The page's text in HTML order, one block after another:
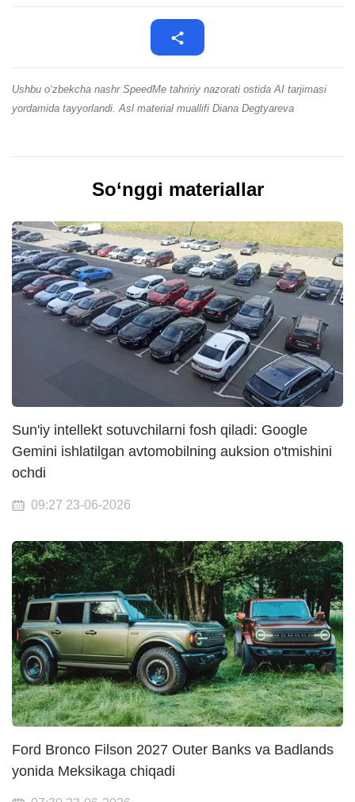
Ushbu o‘zbekcha nashr SpeedMe tahririy nazorati ostida AI tarjimasi
yordamida tayyorlandi. Asl material muallifi Diana Degtyareva
So‘nggi materiallar
Sun'iy intellekt sotuvchilarni fosh qiladi: Google
Gemini ishlatilgan avtomobilning auksion o'tmishini
ochdi
09:27 23-06-2026
Ford Bronco Filson 2027 Outer Banks va Badlands
yonida Meksikaga chiqadi